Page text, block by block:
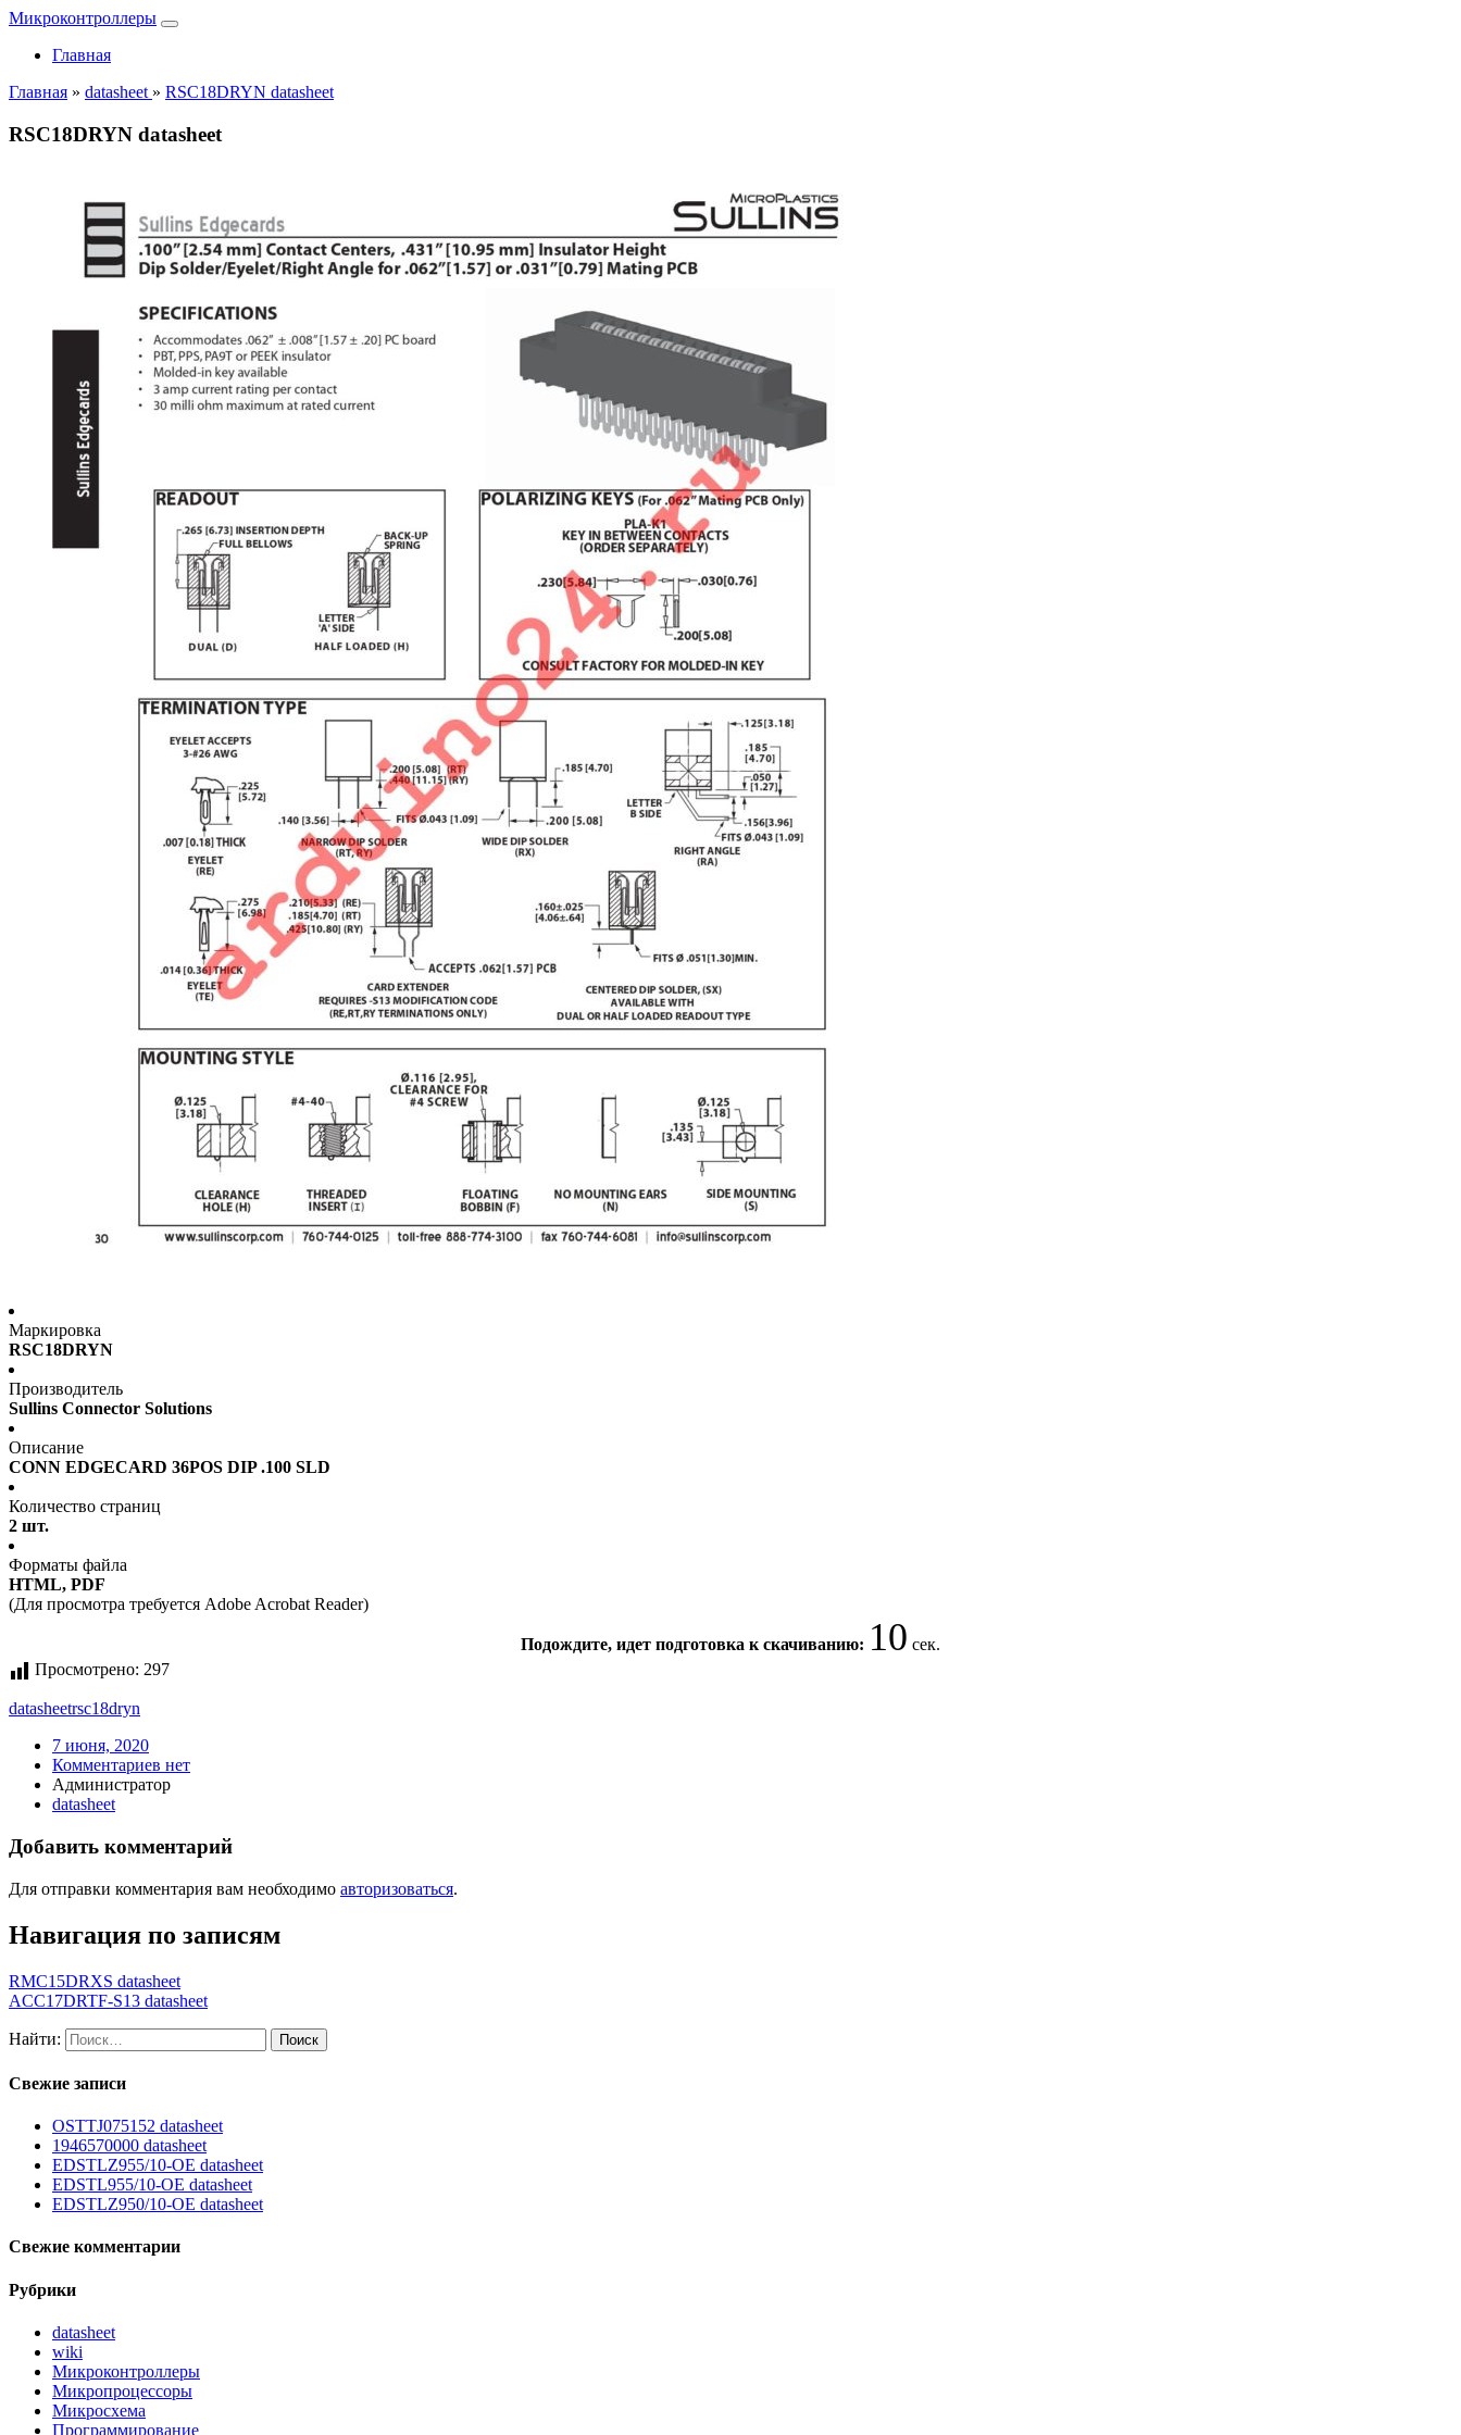
Микроконтроллеры
Главная
Главная » datasheet » RSC18DRYN datasheet
RSC18DRYN datasheet
Маркировка
RSC18DRYN
Производитель
Sullins Connector Solutions
Описание
CONN EDGECARD 36POS DIP .100 SLD
Количество страниц
2 шт.
Форматы файла
HTML, PDF
(Для просмотра требуется Adobe Acrobat Reader)
Подождите, идет подготовка к скачиванию: 10 сек.
Просмотрено: 297
datasheetrsc18dryn
7 июня, 2020
Комментариев нет
Администратор
datasheet
Добавить комментарий
Для отправки комментария вам необходимо авторизоваться.
Навигация по записям
RMC15DRXS datasheet
ACC17DRTF-S13 datasheet
Найти:
Свежие записи
OSTTJ075152 datasheet
1946570000 datasheet
EDSTLZ955/10-OE datasheet
EDSTL955/10-OE datasheet
EDSTLZ950/10-OE datasheet
Свежие комментарии
Рубрики
datasheet
wiki
Микроконтроллеры
Микропроцессоры
Микросхема
Программирование